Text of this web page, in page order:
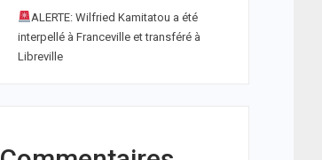
ALERTE: Wilfried Kamitatou a été
interpellé à Franceville et transféré à
Libreville